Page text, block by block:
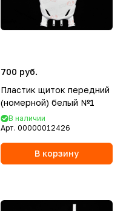
700 руб.
Пластик щиток передний
(номерной) белый №1
В наличии
Арт. 00000012426
В корзину